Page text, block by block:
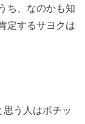
ち、なのかも知
定するサヨクは
う人はポチッ